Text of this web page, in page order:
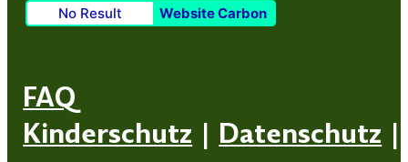
No Result Website Carbon
FAQ
Kinderschutz | Datenschutz |